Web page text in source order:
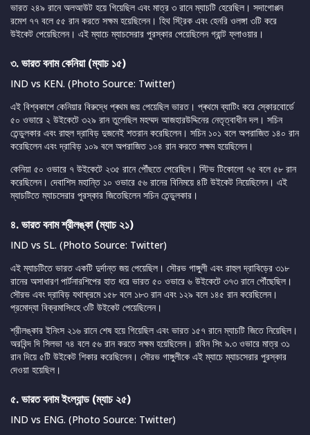
ভারত ২৪৯ রানে অলআউট হয়ে গিয়েছিল এবং মাত্র ৩ রানে ম্যাচটি হেরেছিল। সদাগোপ্পন
রমেশ ৭৭ বলে ৫৫ রান করতে সক্ষম হয়েছিলেন। হিথ স্ট্রিক এবং হেনরি ওলঙ্গা ৩টি করে
উইকেট পেয়েছিলেন। এই ম্যাচে ম্যাচসেরার পুরস্কার পেয়েছিলেন গ্রান্ট ফ্লাওয়ার।
৩. ভারত বনাম কেনিয়া (ম্যাচ ১৫)
IND vs KEN. (Photo Source: Twitter)
এই বিশ্বকাপে কেনিয়ার বিরুদ্ধে প্ৰথম জয় পেয়েছিল ভারত। প্ৰথমে ব্যাটিং করে স্কোরবোর্ডে
৫০ ওভারে ২ উইকেটে ৩২৯ রান তুলেছিল মহম্মদ আজহারউদ্দিনের নেতৃত্বাধীন দল। সচিন
তেন্ডুলকার এবং রাহুল দ্রাবিড় দুজনেই শতরান করেছিলেন। সচিন ১০১ বলে অপরাজিত ১৪০ রান
করেছিলেন এবং দ্রাবিড় ১০৯ বলে অপরাজিত ১০৪ রান করতে সক্ষম হয়েছিলেন।
কেনিয়া ৫০ ওভারে ৭ উইকেটে ২৩৫ রানে পৌঁছতে পেরেছিল। স্টিভ টিকোলো ৭৫ বলে ৫৮ রান
করেছিলেন। দেবাশিস মহান্তি ১০ ওভারে ৫৬ রানের বিনিময়ে ৪টি উইকেট নিয়েছিলেন। এই
ম্যাচটিতে ম্যাচসেরার পুরস্কার জিতেছিলেন সচিন তেন্ডুলকার।
৪. ভারত বনাম শ্রীলঙ্কা (ম্যাচ ২১)
IND vs SL. (Photo Source: Twitter)
এই ম্যাচটিতে ভারত একটি দুর্দান্ত জয় পেয়েছিল। সৌরভ গাঙ্গুলী এবং রাহুল দ্রাবিড়ের ৩১৮
রানের অসাধারণ পার্টনারশিপের হাত ধরে ভারত ৫০ ওভারে ৬ উইকেটে ৩৭৩ রানে পৌঁছেছিল।
সৌরভ এবং দ্রাবিড় যথাক্রমে ১৫৮ বলে ১৮৩ রান এবং ১২৯ বলে ১৪৫ রান করেছিলেন।
প্রমোদ্যা বিক্রমাসিংহে ৩টি উইকেট পেয়েছিলেন।
শ্রীলঙ্কার ইনিংস ২১৬ রানে শেষ হয়ে গিয়েছিল এবং ভারত ১৫৭ রানে ম্যাচটি জিতে নিয়েছিল।
অরবিন্দ দি সিলভা ৭৪ বলে ৫৬ রান করতে সক্ষম হয়েছিলেন। রবিন সিং ৯.৩ ওভারে মাত্র ৩১
রান দিয়ে ৫টি উইকেট শিকার করেছিলেন। সৌরভ গাঙ্গুলীকে এই ম্যাচে ম্যাচসেরার পুরস্কার
দেওয়া হয়েছিল।
৫. ভারত বনাম ইংল্যান্ড (ম্যাচ ২৫)
IND vs ENG. (Photo Source: Twitter)